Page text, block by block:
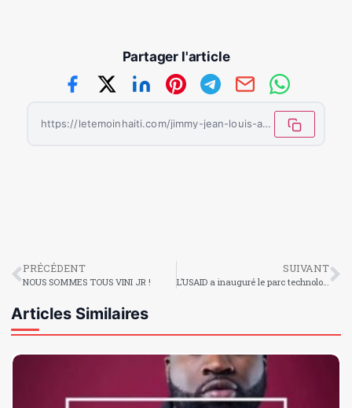
Partager l'article
https://letemoinhaiti.com/jimmy-jean-louis-a-la-fois-producteur-et-acteur-du-film-goat-days/
PRÉCÉDENT
NOUS SOMMES TOUS VINI JR !
SUIVANT
L’USAID a inauguré le parc technologique agricole de l’Université américaine des Caraïbes
Articles Similaires